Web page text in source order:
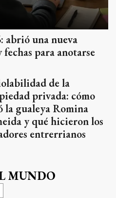
abrió una nueva
para anotarse
de la
privada: cómo
la gualeya Romina
y qué hicieron los
entrerrianos
MUNDO